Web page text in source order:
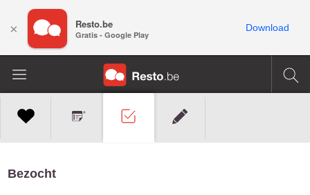
Bezocht
× Resto.be
Gratis - Google Play
Download